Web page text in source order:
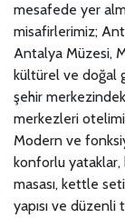
mesafede yer
misafirlerimiz;
Antalya Müzesi,
kültürel ve doğal
şehir
merkezleri
Modern ve
konforlu yataklar,
masası, kettle
yapısı ve